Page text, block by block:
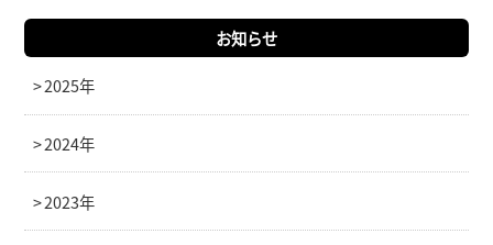
お知らせ
2025年
2024年
2023年